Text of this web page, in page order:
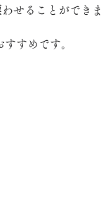
せることができま
すめです。